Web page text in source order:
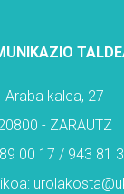
Araba kalea, 27
- ZARAUTZ
00 17 / 943 81